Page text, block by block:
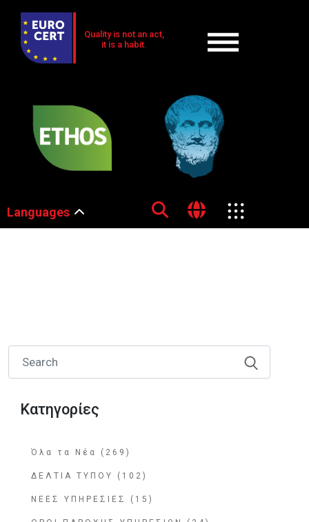
Quality is not an act,
it is a habit.
Languages
Κατηγορίες
Όλα τα Νέα (269)
ΔΕΛΤΙΑ ΤΥΠΟΥ (102)
ΝΕΕΣ ΥΠΗΡΕΣΙΕΣ (15)